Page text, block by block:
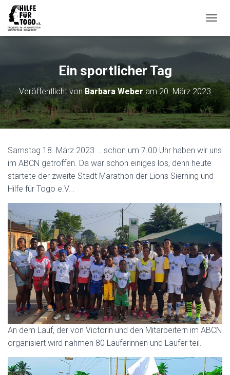
A
I
T
I
O
N
U
C
A
Ein sportlicher Tag
Veröffentlicht von Barbara Weberam20. März 2023
Samstag 18. März 2023 … schon um 7.00 Uhr haben wir uns
im ABCN getroffen. Da war schon einiges los, denn heute
startete der zweite Stadt Marathon der Lions Sierning und
Hilfe für Togo e.V. .
An dem Lauf, der von Victorin und den Mitarbeitern im ABCN
organisiert wird nahmen 80 Läuferinnen und Läufer teil.